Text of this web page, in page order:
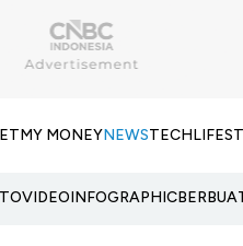
MY MONEYNEWSTECH
VIDEOINFOGRAPHIC